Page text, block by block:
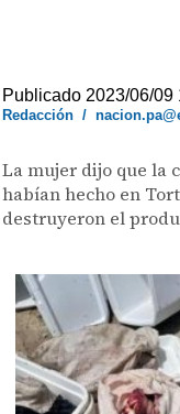
Publicado 2023/06/09
Redacción /
La mujer dijo que la
habían hecho en
destruyeron el